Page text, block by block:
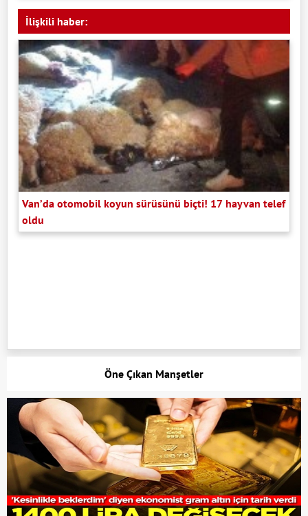
İlişkili haber:
Van’da otomobil koyun sürüsünü biçti! 17 hayvan telef
oldu
Öne Çıkan Manşetler